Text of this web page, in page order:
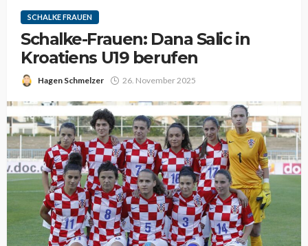
SCHALKE FRAUEN
Schalke-Frauen: Dana Salic in
Kroatiens U19 berufen
Hagen Schmelzer 26. November 2025